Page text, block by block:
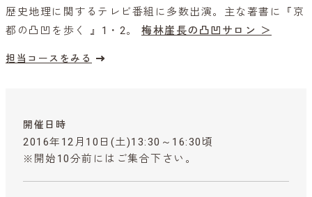
歴史地理に関するテレビ番組に多数出演。主な著書に『京
都の凸凹を歩く 』1・2。 梅林崖長の凸凹サロン ＞
担当コースをみる
開催日時
2016年12月10日(土)13:30～16:30頃
※開始10分前にはご集合下さい。